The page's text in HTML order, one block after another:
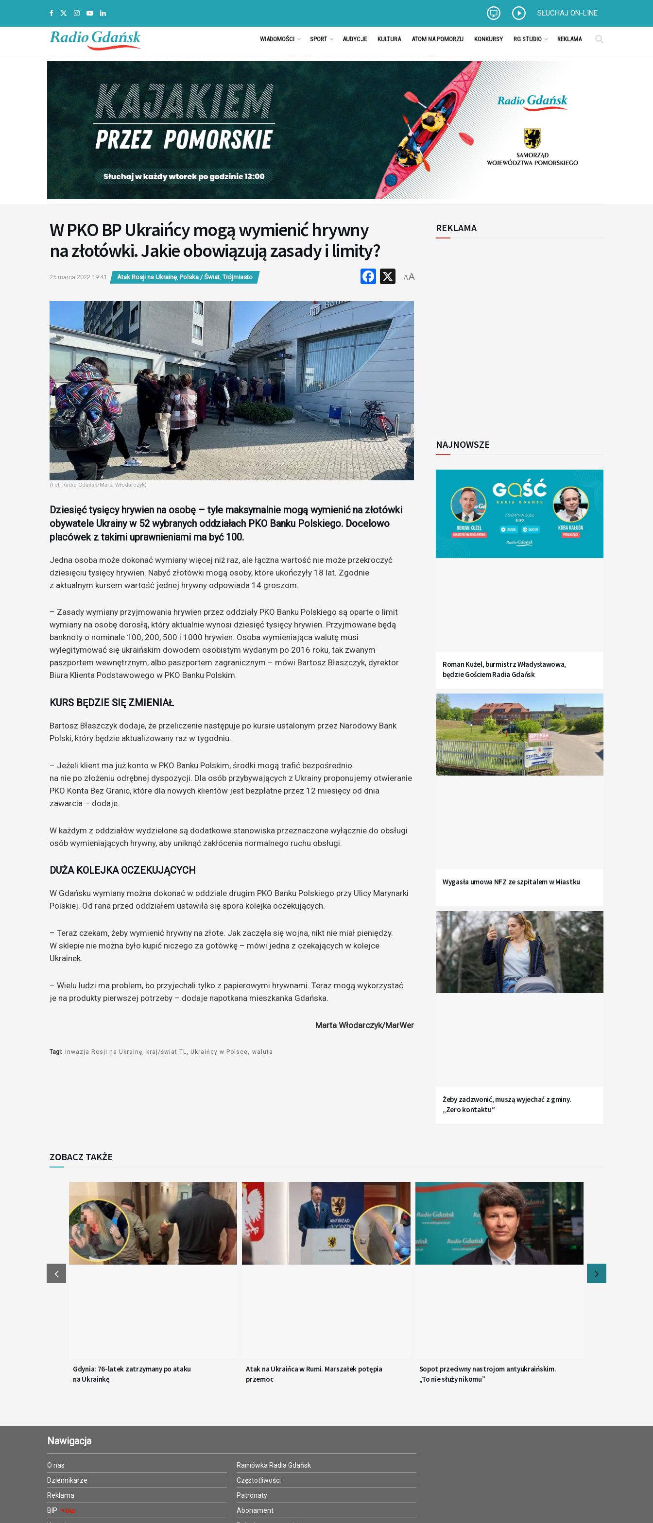
SŁUCHAJ ON-LINE
WIADOMOŚCI SPORT AUDYCJE KULTURA ATOM NA POMORZU KONKURSY RG STUDIO REKLAMA
W PKO BP Ukraińcy mogą wymienić hrywny
na złotówki. Jakie obowiązują zasady i limity?
25 marca 2022 19:41 Atak Rosji na Ukrainę, Polska / Świat,Trójmiasto Facebook
X
AA
(Fot. Radio Gdańsk/Marta Włodarczyk)
Dziesięć tysięcy hrywien na osobę – tyle maksymalnie mogą wymienić na złotówki
obywatele Ukrainy w 52 wybranych oddziałach PKO Banku Polskiego. Docelowo
placówek z takimi uprawnieniami ma być 100.
Jedna osoba może dokonać wymiany więcej niż raz, ale łączna wartość nie może przekroczyć
dziesięciu tysięcy hrywien. Nabyć złotówki mogą osoby, które ukończyły 18 lat. Zgodnie
z aktualnym kursem wartość jednej hrywny odpowiada 14 groszom.
– Zasady wymiany przyjmowania hrywien przez oddziały PKO Banku Polskiego są oparte o limit
wymiany na osobę dorosłą, który aktualnie wynosi dziesięć tysięcy hrywien. Przyjmowane będą
banknoty o nominale 100, 200, 500 i 1000 hrywien. Osoba wymieniająca walutę musi
wylegitymować się ukraińskim dowodem osobistym wydanym po 2016 roku, tak zwanym
paszportem wewnętrznym, albo paszportem zagranicznym – mówi Bartosz Błaszczyk, dyrektor
Biura Klienta Podstawowego w PKO Banku Polskim.
KURS BĘDZIE SIĘ ZMIENIAŁ
Bartosz Błaszczyk dodaje, że przeliczenie następuje po kursie ustalonym przez Narodowy Bank
Polski, który będzie aktualizowany raz w tygodniu.
– Jeżeli klient ma już konto w PKO Banku Polskim, środki mogą trafić bezpośrednio
na nie po złożeniu odrębnej dyspozycji. Dla osób przybywających z Ukrainy proponujemy otwieranie
PKO Konta Bez Granic, które dla nowych klientów jest bezpłatne przez 12 miesięcy od dnia
zawarcia – dodaje.
W każdym z oddziałów wydzielone są dodatkowe stanowiska przeznaczone wyłącznie do obsługi
osób wymieniających hrywny, aby uniknąć zakłócenia normalnego ruchu obsługi.
DUŻA KOLEJKA OCZEKUJĄCYCH
W Gdańsku wymiany można dokonać w oddziale drugim PKO Banku Polskiego przy Ulicy Marynarki
Polskiej. Od rana przed oddziałem ustawiła się spora kolejka oczekujących.
– Teraz czekam, żeby wymienić hrywny na złote. Jak zaczęła się wojna, nikt nie miał pieniędzy.
W sklepie nie można było kupić niczego za gotówkę – mówi jedna z czekających w kolejce
Ukrainek.
– Wielu ludzi ma problem, bo przyjechali tylko z papierowymi hrywnami. Teraz mogą wykorzystać
je na produkty pierwszej potrzeby – dodaje napotkana mieszkanka Gdańska.
Marta Włodarczyk/MarWer
Tagi: inwazja Rosji na Ukrainę kraj/świat TL Ukraińcy w Polsce waluta
REKLAMA
NAJNOWSZE
Roman Kużel, burmistrz Władysławowa,
będzie Gościem Radia Gdańsk
Wygasła umowa NFZ ze szpitalem w Miastku
Żeby zadzwonić, muszą wyjechać z gminy.
„Zero kontaktu”
ZOBACZ TAKŻE
Gdynia: 76-latek zatrzymany po ataku
na Ukrainkę
Atak na Ukraińca w Rumi. Marszałek potępia
przemoc
Sopot przeciwny nastrojom antyukraińskim.
„To nie służy nikomu”
Nawigacja
O nas
Dziennikarze
Reklama
BIP
Ramówka Radia Gdańsk
Częstotliwości
Patronaty
Abonament